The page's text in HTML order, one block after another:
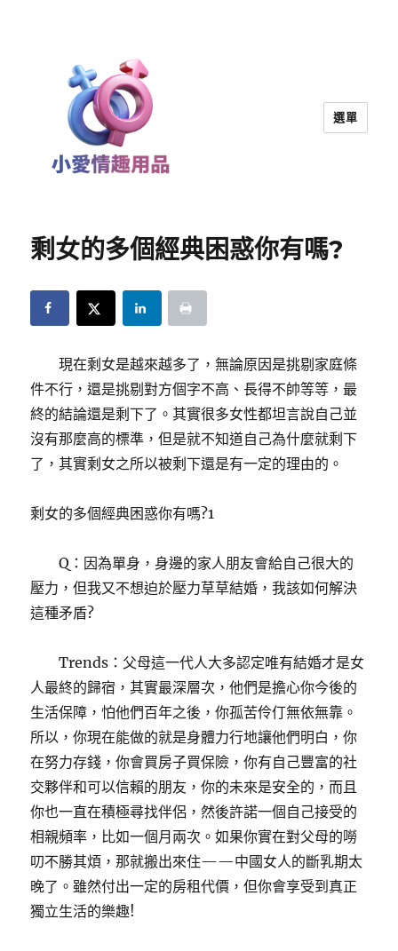
選單
剩女的多個經典困惑你有嗎?
現在剩女是越來越多了，無論原因是挑剔家庭條
件不行，還是挑剔對方個字不高、長得不帥等等，最
終的結論還是剩下了。其實很多女性都坦言說自己並
沒有那麼高的標準，但是就不知道自己為什麼就剩下
了，其實剩女之所以被剩下還是有一定的理由的。
剩女的多個經典困惑你有嗎?1
Q：因為單身，身邊的家人朋友會給自己很大的
壓力，但我又不想迫於壓力草草結婚，我該如何解決
這種矛盾?
Trends：父母這一代人大多認定唯有結婚才是女
人最終的歸宿，其實最深層次，他們是擔心你今後的
生活保障，怕他們百年之後，你孤苦伶仃無依無靠。
所以，你現在能做的就是身體力行地讓他們明白，你
在努力存錢，你會買房子買保險，你有自己豐富的社
交夥伴和可以信賴的朋友，你的未來是安全的，而且
你也一直在積極尋找伴侶，然後許諾一個自己接受的
相親頻率，比如一個月兩次。如果你實在對父母的嘮
叨不勝其煩，那就搬出來住——中國女人的斷乳期太
晚了。雖然付出一定的房租代價，但你會享受到真正
獨立生活的樂趣!